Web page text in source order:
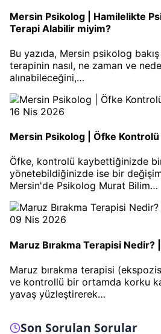
Mersin Psikolog | Hamilelikte
Terapi Alabilir miyim?
Bu yazıda, Mersin psikolog
terapinin nasıl, ne zaman ve
alınabileceğini,…
16 Nis 2026
Mersin Psikolog | Öfke
Öfke, kontrolü kaybettiğinizde bir
yönetebildiğinizde ise bir
Mersin'de Psikolog Murat Bilim…
09 Nis 2026
Maruz Bırakma Terapisi Nedir?
Maruz bırakma terapisi
ve kontrollü bir ortamda korku
yavaş yüzleştirerek…
Son Sorulan Sorular